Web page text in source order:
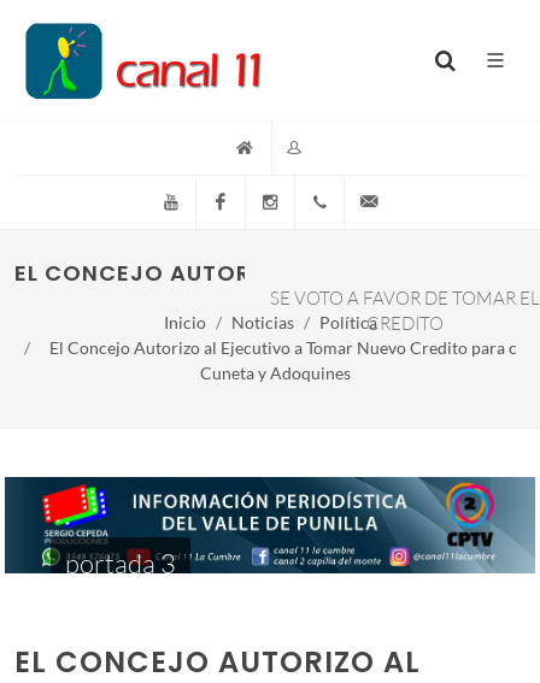
YouTube FacebookInstagram(+54)(9)3548-576073
EL CONCEJO AUTORIZO AL EJECUTIVO A
SE VOTO A FAVOR DE TOMAR EL
CREDITO
Inicio Noticias
Política
El Concejo Autorizo al Ejecutivo a Tomar Nuevo Credito para c
Cuneta y Adoquines
portada 3
EL CONCEJO AUTORIZO AL